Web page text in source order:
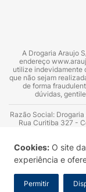
Cookies: O site
experiência e
Permitir
A Drogaria Araujo
endereço
utilize indevidamente
que não sejam
de forma
dúvidas,
Razão Social:
Rua Curitiba 327 -
Azevedo Guimarães –
Consultor
Sanitário: